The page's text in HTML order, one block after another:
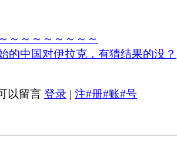
～～～～～～～～
的中国对伊拉克，有猜结果的没？
以留言 登录 | 注#册#账#号